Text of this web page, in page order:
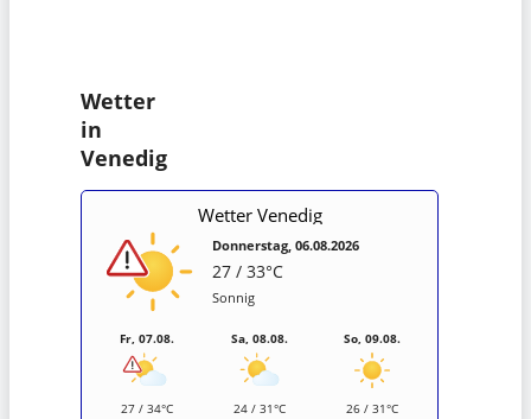
Wetter
in
Venedig
Wetter Venedig
Donnerstag, 06.08.2026
27 / 33°C
Sonnig
Fr, 07.08.
27 / 34°C
Sa, 08.08.
24 / 31°C
So, 09.08.
26 / 31°C